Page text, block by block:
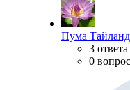
Пума Тайланд
3 ответа
0